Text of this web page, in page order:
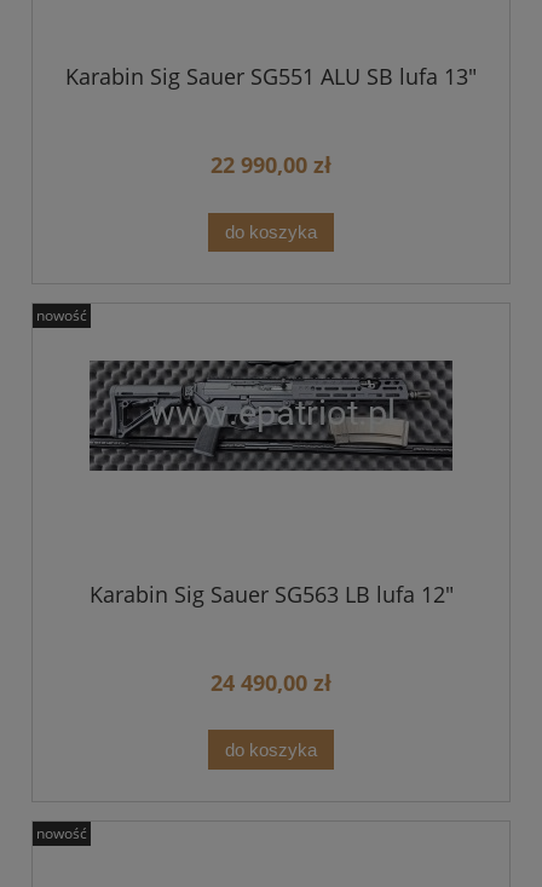
Karabin Sig Sauer SG551 ALU SB lufa 13"
22 990,00 zł
do koszyka
Karabin Sig Sauer SG563 LB lufa 12"
24 490,00 zł
do koszyka
nowość
nowość